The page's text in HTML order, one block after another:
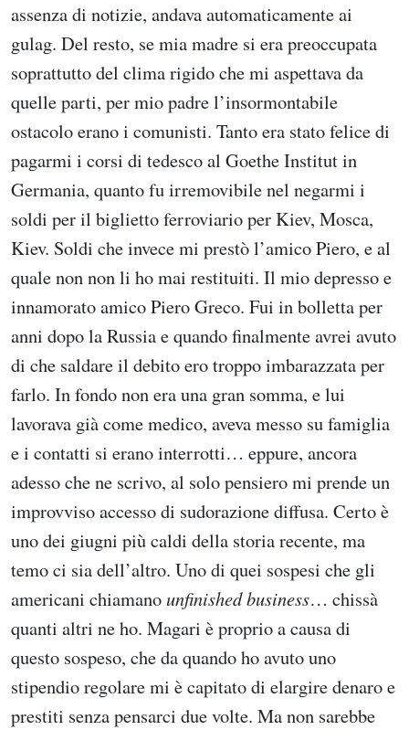
assenza di notizie, andava automaticamente ai
gulag. Del resto, se mia madre si era preoccupata
soprattutto del clima rigido che mi aspettava da
quelle parti, per mio padre l’insormontabile
ostacolo erano i comunisti. Tanto era stato felice di
pagarmi i corsi di tedesco al Goethe Institut in
Germania, quanto fu irremovibile nel negarmi i
soldi per il biglietto ferroviario per Kiev, Mosca,
Kiev. Soldi che invece mi prestò l’amico Piero, e al
quale non non li ho mai restituiti. Il mio depresso e
innamorato amico Piero Greco. Fui in bolletta per
anni dopo la Russia e quando finalmente avrei avuto
di che saldare il debito ero troppo imbarazzata per
farlo. In fondo non era una gran somma, e lui
lavorava già come medico, aveva messo su famiglia
e i contatti si erano interrotti… eppure, ancora
adesso che ne scrivo, al solo pensiero mi prende un
improvviso accesso di sudorazione diffusa. Certo è
uno dei giugni più caldi della storia recente, ma
temo ci sia dell’altro. Uno di quei sospesi che gli
americani chiamano unfinished business… chissà
quanti altri ne ho. Magari è proprio a causa di
questo sospeso, che da quando ho avuto uno
stipendio regolare mi è capitato di elargire denaro e
prestiti senza pensarci due volte. Ma non sarebbe